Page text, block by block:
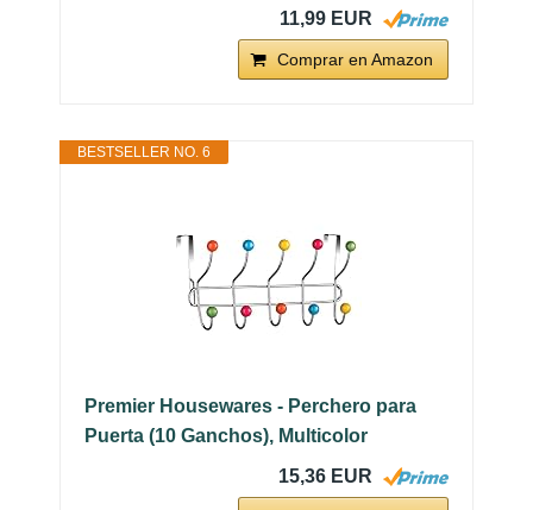
11,99 EUR
Comprar en Amazon
BESTSELLER NO. 6
Premier Housewares - Perchero para
Puerta (10 Ganchos), Multicolor
15,36 EUR